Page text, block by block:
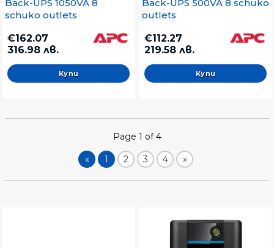
Back-UPS 1050VA 8
schuko outlets
€162.07
316.98 лв.
Back-UPS 500VA 8 schuko
outlets
€112.27
219.58 лв.
Page 1 of 4
« 1 2 3 4 »